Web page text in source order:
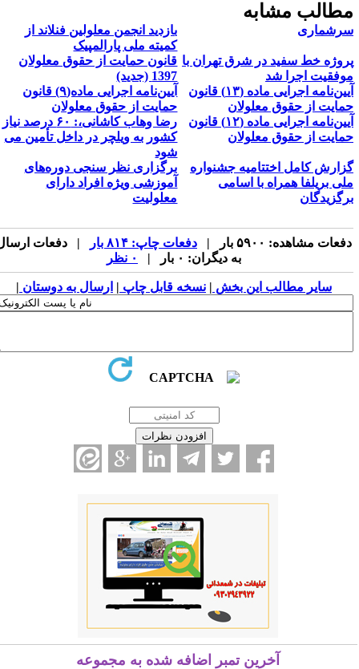
مشابه
بازدید انجمن معلولین فنلاند از
کمیته ملی پارالمپیک
خط سفید در شرق تهران با
اجرا شد
قانون حمایت از حقوق معلولان
1397 (جدید)
آیین‌نامه اجرایی ماده (۱۳) قانون
از حقوق معلولان
آیین‌نامه اجرایی ماده(۹) قانون
حمایت از حقوق معلولان
آیین‌نامه اجرایی ماده (۱۲) قانون
از حقوق معلولان
رضا وهاب کاشانی،: ۶۰ درصد نیاز
کشور به ویلچر در داخل تأمین می
شود
کامل اختتامیه جشنواره
بریلفا همراه با اسامی
​برگزاری نظر سنجی دوره‌های
آموزشی ویژه افراد دارای
معلولیت
مشاهده: ۵۹۰۰ بار | دفعات چاپ: ۸۱۴ بار
| دفعات ارسال
به دیگران: ۰ بار |
سایر مطالب این بخش | نسخه قابل چاپ| ارسال به دوستان|
آخرین تمبر اضافه شده به مجموعه